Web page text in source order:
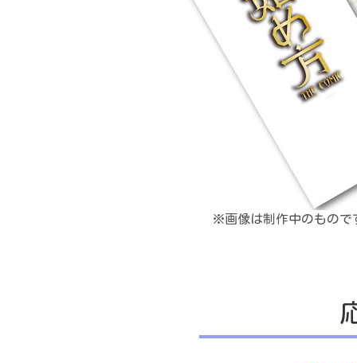
※画像は制作中のもので